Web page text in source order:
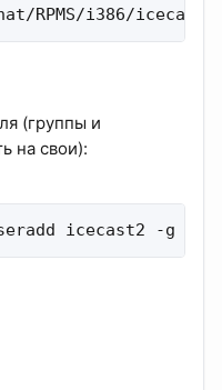
RPMS/i386/icecast-
(группы и
на свои):
icecast2 -g